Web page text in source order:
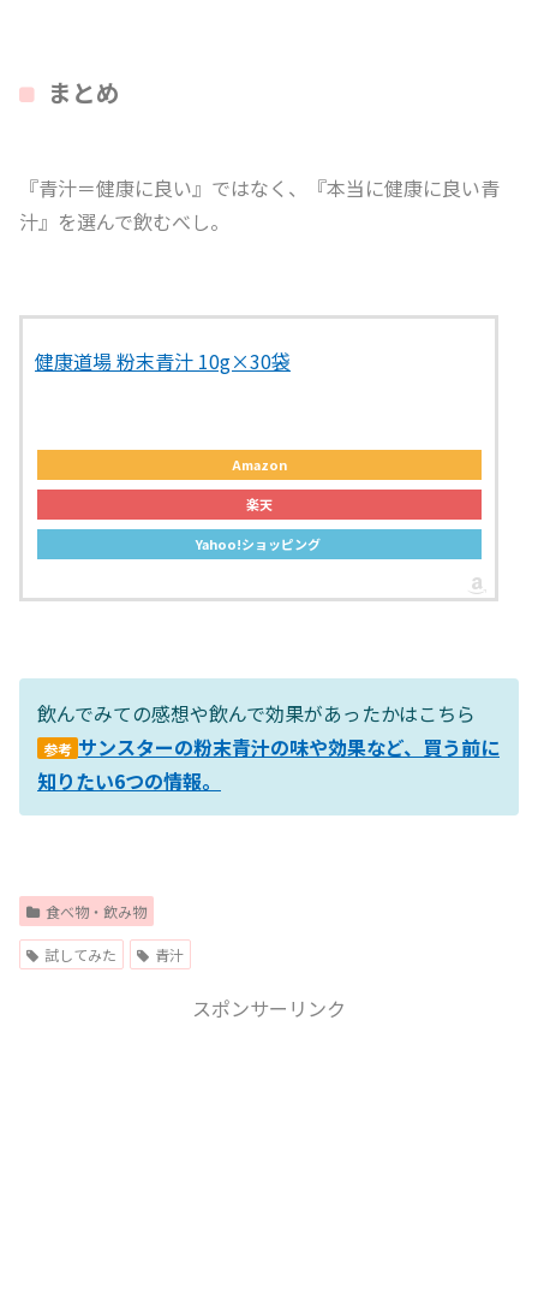
まとめ
『青汁＝健康に良い』ではなく、『本当に健康に良い青
汁』を選んで飲むべし。
健康道場 粉末青汁 10g×30袋
Amazon
楽天
Yahoo!ショッピング
飲んでみての感想や飲んで効果があったかはこちら
参考 サンスターの粉末青汁の味や効果など、買う前に
知りたい6つの情報。
食べ物・飲み物
試してみた 青汁
スポンサーリンク